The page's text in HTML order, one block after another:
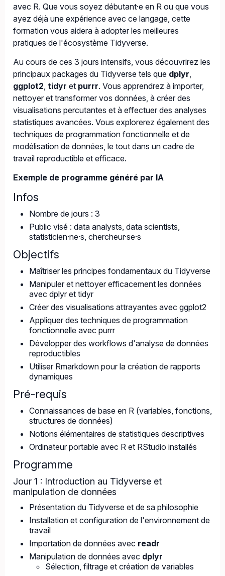
avec R. Que vous soyez débutant·e en R ou que vous
ayez déjà une expérience avec ce langage, cette
formation vous aidera à adopter les meilleures
pratiques de l'écosystème Tidyverse.
Au cours de ces 3 jours intensifs, vous découvrirez les
principaux packages du Tidyverse tels que dplyr,
ggplot2, tidyr et purrr. Vous apprendrez à importer,
nettoyer et transformer vos données, à créer des
visualisations percutantes et à effectuer des analyses
statistiques avancées. Vous explorerez également des
techniques de programmation fonctionnelle et de
modélisation de données, le tout dans un cadre de
travail reproductible et efficace.
Exemple de programme généré par IA
Infos
Nombre de jours : 3
Public visé : data analysts, data scientists,
statisticien·ne·s, chercheur·se·s
Objectifs
Maîtriser les principes fondamentaux du Tidyverse
Manipuler et nettoyer efficacement les données
avec dplyr et tidyr
Créer des visualisations attrayantes avec ggplot2
Appliquer des techniques de programmation
fonctionnelle avec purrr
Développer des workflows d'analyse de données
reproductibles
Utiliser Rmarkdown pour la création de rapports
dynamiques
Pré-requis
Connaissances de base en R (variables, fonctions,
structures de données)
Notions élémentaires de statistiques descriptives
Ordinateur portable avec R et RStudio installés
Programme
Jour 1 : Introduction au Tidyverse et
manipulation de données
Présentation du Tidyverse et de sa philosophie
Installation et configuration de l'environnement de
travail
Importation de données avec readr
Manipulation de données avec dplyr
Sélection, filtrage et création de variables